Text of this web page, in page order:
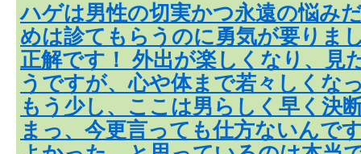
ハゲは男性の切実かつ永遠の悩み
めは診てもらうのに勇気が要りま
正解です！ 外出が楽しくなり、見
うですが、心や体まで若々しくな
もう少し、ここは男らしく早く決
まっ、今更言っても仕方ないんで